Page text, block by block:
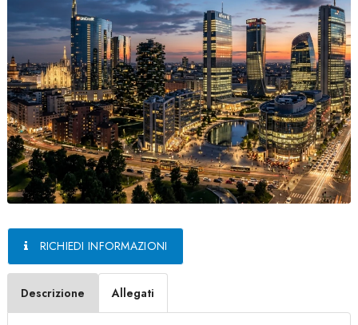
RICHIEDI INFORMAZIONI
Descrizione Allegati